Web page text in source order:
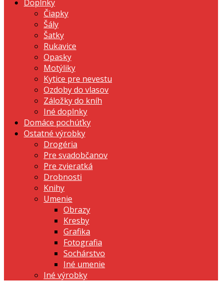
Doplnky
Čiapky
Šály
Šatky
Rukavice
Opasky
Motýliky
Kytice pre nevestu
Ozdoby do vlasov
Záložky do kníh
Iné doplnky
Domáce pochúťky
Ostatné výrobky
Drogéria
Pre svadobčanov
Pre zvieratká
Drobnosti
Knihy
Umenie
Obrazy
Kresby
Grafika
Fotografia
Sochárstvo
Iné umenie
Iné výrobky